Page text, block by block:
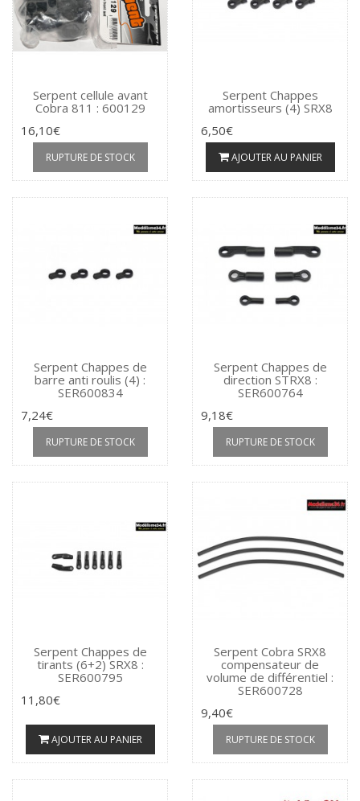
Serpent cellule avant
Cobra 811 : 600129
16,10€
RUPTURE DE STOCK
Serpent Chappes
amortisseurs (4) SRX8
6,50€
AJOUTER AU PANIER
Serpent Chappes de
barre anti roulis (4) :
SER600834
7,24€
RUPTURE DE STOCK
Serpent Chappes de
direction STRX8 :
SER600764
9,18€
RUPTURE DE STOCK
Serpent Chappes de
tirants (6+2) SRX8 :
SER600795
11,80€
AJOUTER AU PANIER
Serpent Cobra SRX8
compensateur de
volume de différentiel :
SER600728
9,40€
RUPTURE DE STOCK